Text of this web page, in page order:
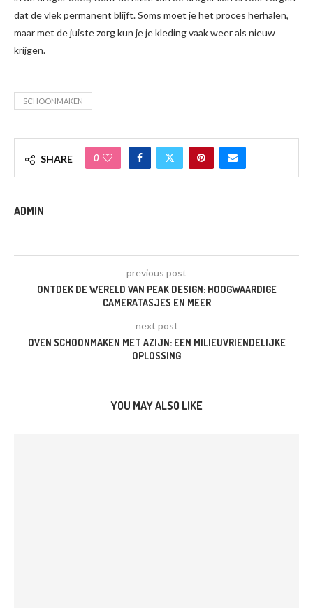
dat de vlek permanent blijft. Soms moet je het proces herhalen,
maar met de juiste zorg kun je je kleding vaak weer als nieuw
krijgen.
SCHOONMAKEN
SHARE 0
ADMIN
previous post
ONTDEK DE WERELD VAN PEAK DESIGN: HOOGWAARDIGE
CAMERATASJES EN MEER
next post
OVEN SCHOONMAKEN MET AZIJN: EEN MILIEUVRIENDELIJKE
OPLOSSING
YOU MAY ALSO LIKE